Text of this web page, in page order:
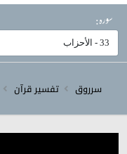
سورہ:
سرروق تفسیر قرآن